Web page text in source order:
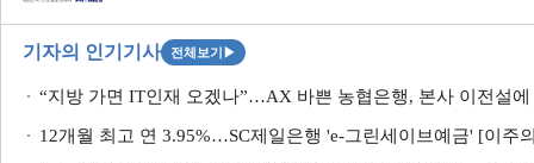
기자의 인기기사 전체보기 ▶
“지방 가면 IT인재 오겠나”…AX 바쁜 농협은행, 본사 이전설에
12개월 최고 연 3.95%…SC제일은행 'e-그린세이브예금' [이주